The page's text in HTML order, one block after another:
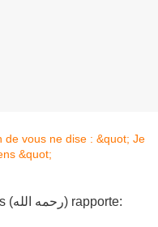
Younous Ibn Maysarah Ibn Halbas (رحمه الله) rapporte: